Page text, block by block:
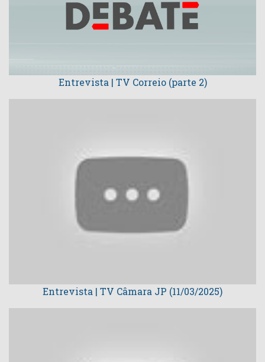
Entrevista | TV Correio (parte 2)
Entrevista | TV Câmara JP (11/03/2025)